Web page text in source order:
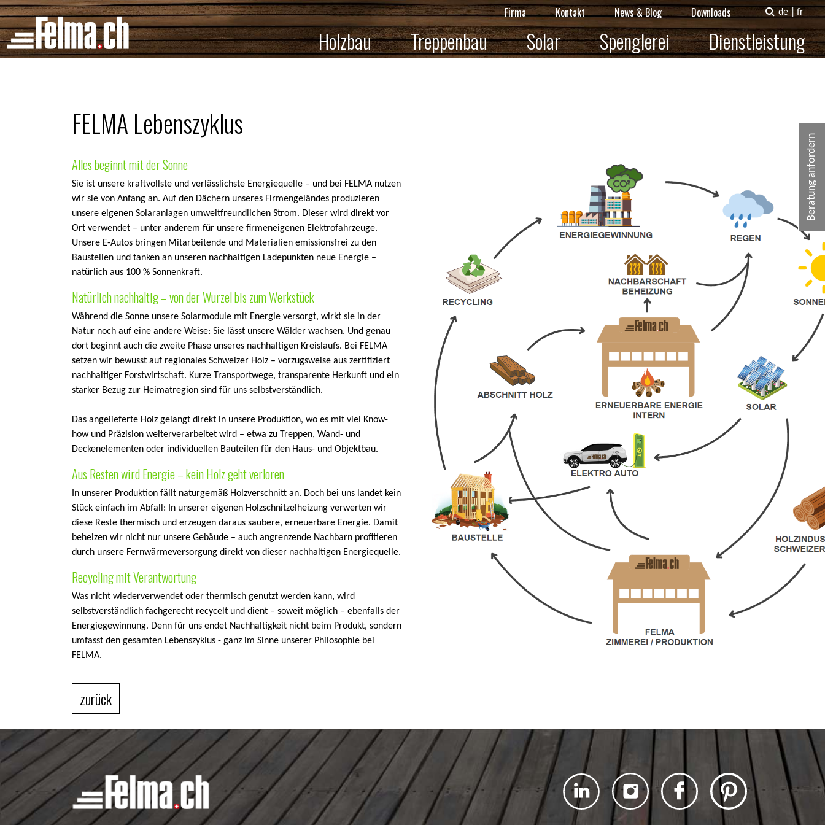
Firma Kontakt News & Blog Downloads de | fr
Holzbau Treppenbau Solar Spenglerei Dienstleistung
FELMA Lebenszyklus
Alles beginnt mit der Sonne
Sie ist unsere kraftvollste und verlässlichste Energiequelle – und bei FELMA nutzen
wir sie von Anfang an. Auf den Dächern unseres Firmengeländes produzieren
unsere eigenen Solaranlagen umweltfreundlichen Strom. Dieser wird direkt vor
Ort verwendet – unter anderem für unsere firmeneigenen Elektrofahrzeuge.
Unsere E-Autos bringen Mitarbeitende und Materialien emissionsfrei zu den
Baustellen und tanken an unseren nachhaltigen Ladepunkten neue Energie –
natürlich aus 100 % Sonnenkraft.
Natürlich nachhaltig – von der Wurzel bis zum Werkstück
Während die Sonne unsere Solarmodule mit Energie versorgt, wirkt sie in der
Natur noch auf eine andere Weise: Sie lässt unsere Wälder wachsen. Und genau
dort beginnt auch die zweite Phase unseres nachhaltigen Kreislaufs. Bei FELMA
setzen wir bewusst auf regionales Schweizer Holz – vorzugsweise aus zertifiziert
nachhaltiger Forstwirtschaft. Kurze Transportwege, transparente Herkunft und ein
starker Bezug zur Heimatregion sind für uns selbstverständlich.
Das angelieferte Holz gelangt direkt in unsere Produktion, wo es mit viel Know-
how und Präzision weiterverarbeitet wird – etwa zu Treppen, Wand- und
Deckenelementen oder individuellen Bauteilen für den Haus- und Objektbau.
Aus Resten wird Energie – kein Holz geht verloren
In unserer Produktion fällt naturgemäß Holzverschnitt an. Doch bei uns landet kein
Stück einfach im Abfall: In unserer eigenen Holzschnitzelheizung verwerten wir
diese Reste thermisch und erzeugen daraus saubere, erneuerbare Energie. Damit
beheizen wir nicht nur unsere Gebäude – auch angrenzende Nachbarn profitieren
durch unsere Fernwärmeversorgung direkt von dieser nachhaltigen Energiequelle.
Recycling mit Verantwortung
Was nicht wiederverwendet oder thermisch genutzt werden kann, wird
selbstverständlich fachgerecht recycelt und dient – soweit möglich – ebenfalls der
Energiegewinnung. Denn für uns endet Nachhaltigkeit nicht beim Produkt, sondern
umfasst den gesamten Lebenszyklus - ganz im Sinne unserer Philosophie bei
FELMA.
zurück
Beratung anfordern
Cookie-Einstellungen